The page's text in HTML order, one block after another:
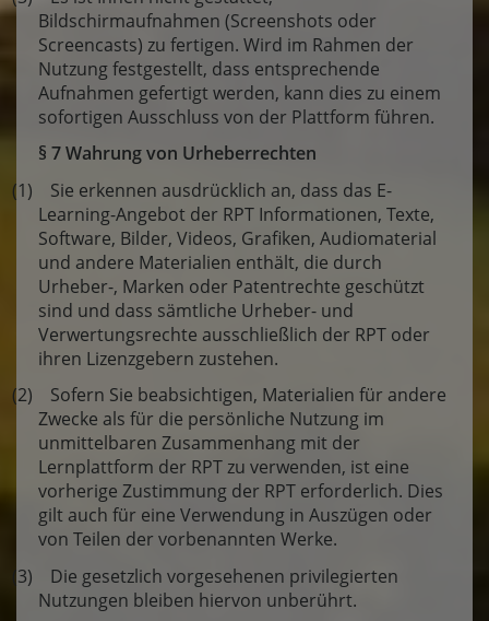
Bildschirmaufnahmen (Screenshots oder
Screencasts) zu fertigen. Wird im Rahmen der
Nutzung festgestellt, dass entsprechende
Aufnahmen gefertigt werden, kann dies zu einem
sofortigen Ausschluss von der Plattform führen.
§ 7 Wahrung von Urheberrechten
(1) Sie erkennen ausdrücklich an, dass das E-
Learning-Angebot der RPT Informationen, Texte,
Software, Bilder, Videos, Grafiken, Audiomaterial
und andere Materialien enthält, die durch
Urheber-, Marken oder Patentrechte geschützt
sind und dass sämtliche Urheber- und
Verwertungsrechte ausschließlich der RPT oder
ihren Lizenzgebern zustehen.
(2) Sofern Sie beabsichtigen, Materialien für andere
Zwecke als für die persönliche Nutzung im
unmittelbaren Zusammenhang mit der
Lernplattform der RPT zu verwenden, ist eine
vorherige Zustimmung der RPT erforderlich. Dies
gilt auch für eine Verwendung in Auszügen oder
von Teilen der vorbenannten Werke.
(3) Die gesetzlich vorgesehenen privilegierten
Nutzungen bleiben hiervon unberührt.